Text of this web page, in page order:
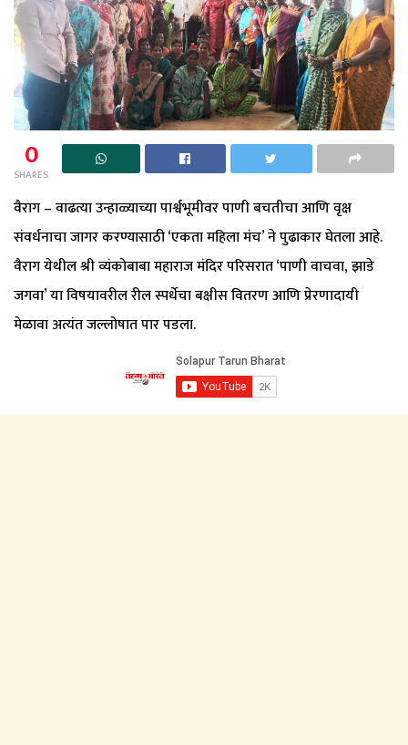
0
SHARES
वैराग – वाढत्या उन्हाळ्याच्या पार्श्वभूमीवर पाणी बचतीचा आणि वृक्ष
संवर्धनाचा जागर करण्यासाठी ‘एकता महिला मंच’ ने पुढाकार घेतला आहे.
वैराग येथील श्री व्यंकोबाबा महाराज मंदिर परिसरात ‘पाणी वाचवा, झाडे
जगवा’ या विषयावरील रील स्पर्धेचा बक्षीस वितरण आणि प्रेरणादायी
मेळावा अत्यंत जल्लोषात पार पडला.